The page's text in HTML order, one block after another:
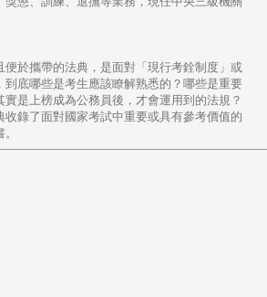
於攜帶的法典，是面對「現行考銓制度」或
到底哪些是考生應該瞭解熟悉的？哪些是重要
是上榜成為公務員後，才會運用到的法規？
錄了面對國家考試中重要或具有參考價值的